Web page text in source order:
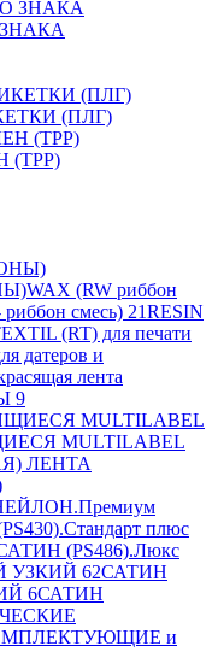
(ПЛГ)
WAX (RW риббон
смесь) 21RESIN
(RT) для печати
датеров и
лента
9
MULTILABEL
плюс
(PS486).Люкс
УЗКИЙ 62САТИН
6САТИН
и